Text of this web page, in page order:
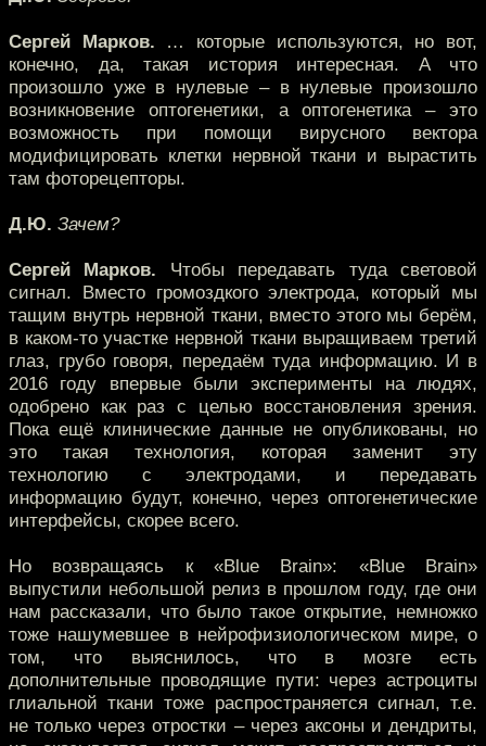
Сергей Марков. … которые используются, но вот,
конечно, да, такая история интересная. А что
произошло уже в нулевые – в нулевые произошло
возникновение оптогенетики, а оптогенетика – это
возможность при помощи вирусного вектора
модифицировать клетки нервной ткани и вырастить
там фоторецепторы.
Д.Ю. Зачем?
Сергей Марков. Чтобы передавать туда световой
сигнал. Вместо громоздкого электрода, который мы
тащим внутрь нервной ткани, вместо этого мы берём,
в каком-то участке нервной ткани выращиваем третий
глаз, грубо говоря, передаём туда информацию. И в
2016 году впервые были эксперименты на людях,
одобрено как раз с целью восстановления зрения.
Пока ещё клинические данные не опубликованы, но
это такая технология, которая заменит эту
технологию с электродами, и передавать
информацию будут, конечно, через оптогенетические
интерфейсы, скорее всего.
Но возвращаясь к «Blue Brain»: «Blue Brain»
выпустили небольшой релиз в прошлом году, где они
нам рассказали, что было такое открытие, немножко
тоже нашумевшее в нейрофизиологическом мире, о
том, что выяснилось, что в мозге есть
дополнительные проводящие пути: через астроциты
глиальной ткани тоже распространяется сигнал, т.е.
не только через отростки – через аксоны и дендриты,